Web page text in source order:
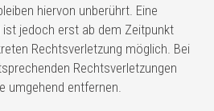
hiervon unberührt. Eine
jedoch erst ab dem Zeitpunkt
Rechtsverletzung möglich. Bei
Rechtsverletzungen
umgehend entfernen.